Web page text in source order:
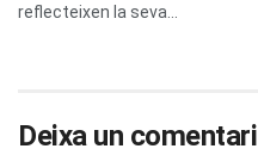
reflecteixen la seva...
Deixa un comentari